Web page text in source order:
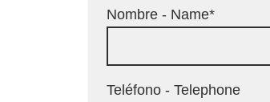
Nombre - Name*
Teléfono - Telephone